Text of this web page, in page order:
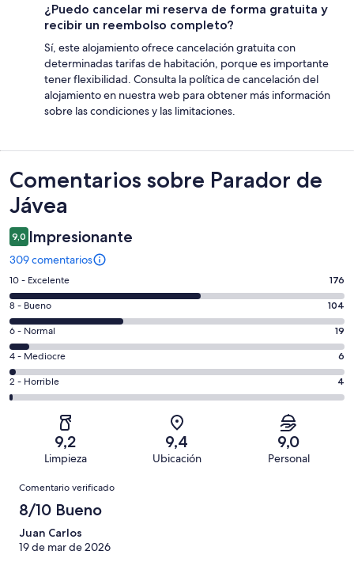
¿Puedo cancelar mi reserva de forma gratuita y
recibir un reembolso completo?
Sí, este alojamiento ofrece cancelación gratuita con
determinadas tarifas de habitación, porque es importante
tener flexibilidad. Consulta la política de cancelación del
alojamiento en nuestra web para obtener más información
sobre las condiciones y las limitaciones.
Comentarios
Comentarios sobre Parador de
Jávea
9,0 Impresionante
309 comentarios
176
comentarios
de
un
total
de
309
con
puntuación
10 - Excelente 176
104
comentarios
de
un
total
de
309
puntuación
Bueno
8 - Bueno 104
19
comentarios
de
un
total
puntuación
Normal
6 - Normal 19
6
comentarios
de
una
puntuación
4 - Mediocre 6
4
comentarios
309
una
puntuación
de
2 - Horrible 4
9,2
Limpieza
9,4
Ubicación
9,0
Personal
Comentarios
Comentario verificado
8/10 Bueno
Juan Carlos
19 de mar de 2026